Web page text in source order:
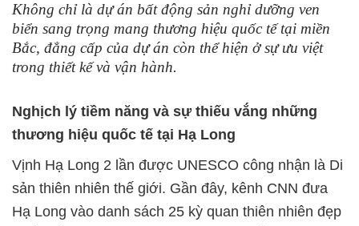
Không chỉ là dự án bất động sản nghỉ dưỡng ven
biển sang trọng mang thương hiệu quốc tế tại miền
Bắc, đẳng cấp của dự án còn thể hiện ở sự ưu việt
trong thiết kế và vận hành.
Nghịch lý tiềm năng và sự thiếu vắng những
thương hiệu quốc tế tại Hạ Long
Vịnh Hạ Long 2 lần được UNESCO công nhận là Di
sản thiên nhiên thế giới. Gần đây, kênh CNN đưa
Hạ Long vào danh sách 25 kỳ quan thiên nhiên đẹp